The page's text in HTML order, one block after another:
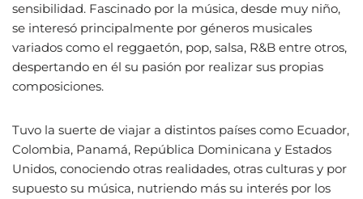
sensibilidad. Fascinado por la música, desde muy niño,
se interesó principalmente por géneros musicales
variados como el reggaetón, pop, salsa, R&B entre otros,
despertando en él su pasión por realizar sus propias
composiciones.
Tuvo la suerte de viajar a distintos países como Ecuador,
Colombia, Panamá, República Dominicana y Estados
Unidos, conociendo otras realidades, otras culturas y por
supuesto su música, nutriendo más su interés por los